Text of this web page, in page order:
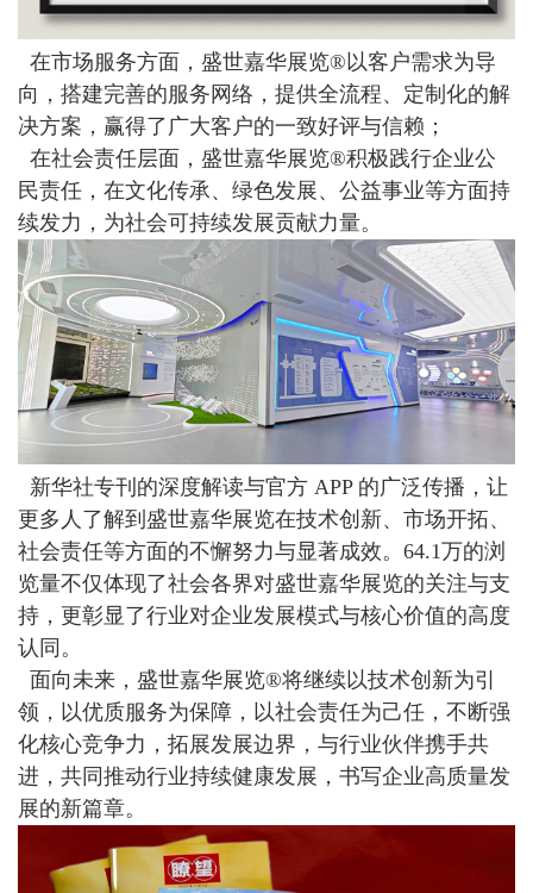
在市场服务方面，盛世嘉华展览® 以客户需求为导
向，搭建完善的服务网络，提供全流程、定制化的解
决方案，赢得了广大客户的一致好评与信赖；
在社会责任层面，盛世嘉华展览®积极践行企业公
民责任，在文化传承、绿色发展、公益事业等方面持
续发力，为社会可持续发展贡献力量。
新华社专刊的深度解读与官方 APP 的广泛传播，让
更多人了解到盛世嘉华展览在技术创新、市场开拓、
社会责任等方面的不懈努力与显著成效。64.1万的浏
览量不仅体现了社会各界对盛世嘉华展览的关注与支
持，更彰显了行业对企业发展模式与核心价值的高度
认同。
面向未来，盛世嘉华展览®将继续以技术创新为引
领，以优质服务为保障，以社会责任为己任，不断强
化核心竞争力，拓展发展边界，与行业伙伴携手共
进，共同推动行业持续健康发展，书写企业高质量发
展的新篇章。